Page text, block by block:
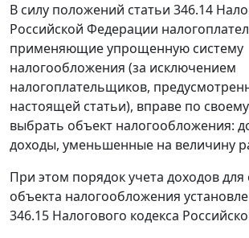
В силу положений статьи 346.14
Российской Федерации
применяющие упрощенную систему
налогообложения (за исключением
налогоплательщиков,
настоящей статьи), вправе по
выбрать объект налогообложения:
доходы, уменьшенные на величину
При этом порядок учета доходов
объекта налогообложения
346.15 Налогового кодекса